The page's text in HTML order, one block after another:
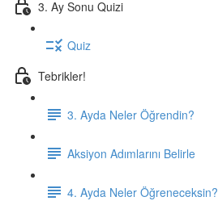
3. Ay Sonu Quizi
Quiz
Tebrikler!
3. Ayda Neler Öğrendin?
Aksiyon Adımlarını Belirle
4. Ayda Neler Öğreneceksin?